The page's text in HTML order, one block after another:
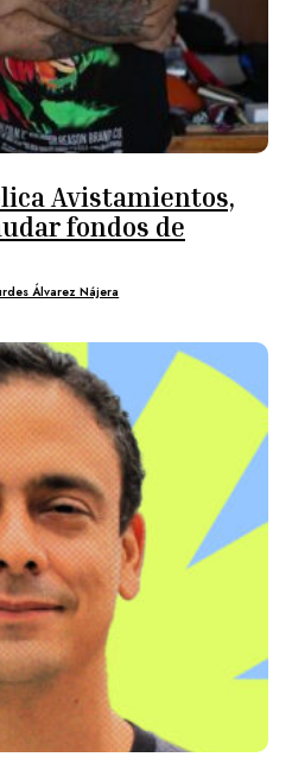
Avistamientos,
fondos de
Álvarez Nájera